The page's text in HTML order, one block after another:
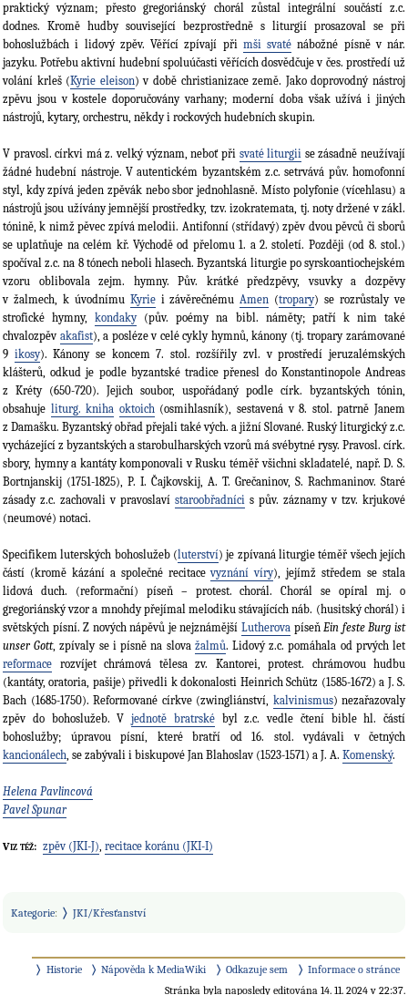
praktický význam; přesto gregoriánský chorál zůstal integrální součástí z.c.
dodnes. Kromě hudby související bezprostředně s liturgií prosazoval se při
bohoslužbách i lidový zpěv. Věřící zpívají při mši svaté nábožné písně v nár.
jazyku. Potřebu aktivní hudební spoluúčasti věřících dosvědčuje v čes. prostředí už
volání krleš (Kyrie eleison) v době christianizace země. Jako doprovodný nástroj
zpěvu jsou v kostele doporučovány varhany; moderní doba však užívá i jiných
nástrojů, kytary, orchestru, někdy i rockových hudebních skupin.
V pravosl. církvi má z. velký význam, neboť při svaté liturgii se zásadně neužívají
žádné hudební nástroje. V autentickém byzantském z.c. setrvává pův. homofonní
styl, kdy zpívá jeden zpěvák nebo sbor jednohlasně. Místo polyfonie (vícehlasu) a
nástrojů jsou užívány jemnější prostředky, tzv. izokratemata, tj. noty držené v zákl.
tónině, k nimž pěvec zpívá melodii. Antifonní (střídavý) zpěv dvou pěvců či sborů
se uplatňuje na celém kř. Východě od přelomu 1. a 2. století. Později (od 8. stol.)
spočíval z.c. na 8 tónech neboli hlasech. Byzantská liturgie po syrskoantiochejském
vzoru oblibovala zejm. hymny. Pův. krátké předzpěvy, vsuvky a dozpěvy
v žalmech, k úvodnímu Kyriei závěrečnémuAmen (tropary) se rozrůstaly ve
strofické hymny,kondaky(pův. poémy na bibl. náměty; patří k nim také
chvalozpěv akafist), a posléze v celé cykly hymnů, kánony (tj. tropary zarámované
9 ikosy). Kánony se koncem 7. stol. rozšířily zvl. v prostředí jeruzalémských
klášterů, odkud je podle byzantské tradice přenesl do Konstantinopole Andreas
z Kréty (650-720). Jejich soubor, uspořádaný podle círk. byzantských tónin,
obsahuje liturg. kniha oktoich(osmihlasník), sestavená v 8. stol. patrně Janem
z Damašku. Byzantský obřad přejali také vých. a jižní Slované. Ruský liturgický z.c.
vycházející z byzantských a starobulharských vzorů má svébytné rysy. Pravosl. círk.
sbory, hymny a kantáty komponovali v Rusku téměř všichni skladatelé, např. D. S.
Bortnjanskij (1751-1825), P. I. Čajkovskij, A. T. Grečaninov, S. Rachmaninov. Staré
zásady z.c. zachovali v pravoslaví staroobřadníci s pův. záznamy v tzv. krjukové
(neumové) notaci.
Specifikem luterských bohoslužeb (luterství) je zpívaná liturgie téměř všech jejích
částí (kromě kázání a společné recitacevyznání víry), jejímž středem se stala
lidová duch. (reformační) píseň – protest. chorál. Chorál se opíral mj. o
gregoriánský vzor a mnohdy přejímal melodiku stávajících náb. (husitský chorál) i
světských písní. Z nových nápěvů je nejznámějšíLutherova píseňEin feste Burg ist
unser Gott, zpívaly se i písně na slova žalmů. Lidový z.c. pomáhala od prvých let
reformace rozvíjet chrámová tělesa zv. Kantorei, protest. chrámovou hudbu
(kantáty, oratoria, pašije) přivedli k dokonalosti Heinrich Schütz (1585-1672) a J. S.
Bach (1685-1750). Reformované církve (zwingliánství, kalvinismus) nezařazovaly
zpěv do bohoslužeb. V jednotě bratrskébyl z.c. vedle čtení bible hl. částí
bohoslužby; úpravou písní, které bratří od 16. stol. vydávali v četných
kancionálech, se zabývali i biskupové Jan Blahoslav (1523-1571) a J. A. Komenský.
Helena Pavlincová
Pavel Spunar
Viz též: zpěv (JKI-J), recitace koránu (JKI-I)
Kategorie: JKI/Křesťanství
Historie Nápověda k MediaWiki Odkazuje sem
Informace o stránce
Stránka byla naposledy editována 14. 11. 2024 v 22:37.